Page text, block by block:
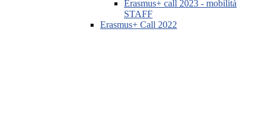
Erasmus+ call 2023 - mobilità
STAFF
Erasmus+ Call 2022